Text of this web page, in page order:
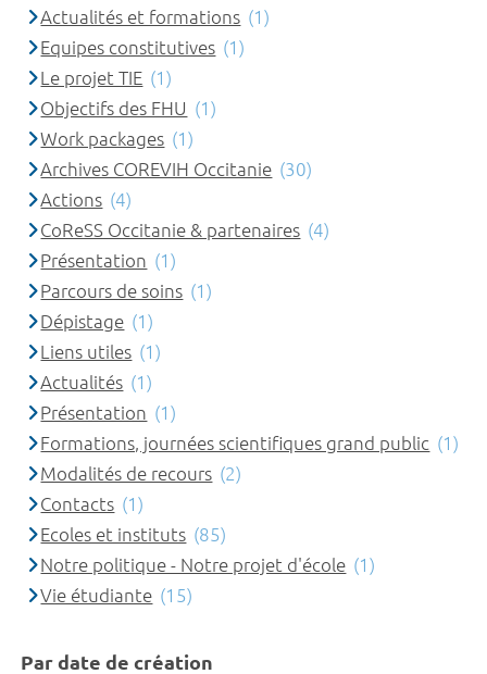
Actualités et formations (1)
Equipes constitutives (1)
Le projet TIE (1)
Objectifs des FHU (1)
Work packages (1)
Archives COREVIH Occitanie (30)
Actions (4)
CoReSS Occitanie & partenaires (4)
Présentation (1)
Parcours de soins (1)
Dépistage (1)
Liens utiles (1)
Actualités (1)
Présentation (1)
Formations, journées scientifiques grand public (1)
Modalités de recours (2)
Contacts (1)
Ecoles et instituts (85)
Notre politique - Notre projet d'école (1)
Vie étudiante (15)
Par date de création